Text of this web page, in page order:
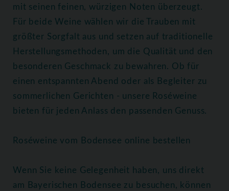
mit seinen feinen, würzigen Noten überzeugt.
Für beide Weine wählen wir die Trauben mit
größter Sorgfalt aus und setzen auf traditionelle
Herstellungsmethoden, um die Qualität und den
besonderen Geschmack zu bewahren. Ob für
einen entspannten Abend oder als Begleiter zu
sommerlichen Gerichten - unsere Roséweine
bieten für jeden Anlass den passenden Genuss.
Roséweine vom Bodensee online bestellen
Wenn Sie keine Gelegenheit haben, uns direkt
am Bayerischen Bodensee zu besuchen, können